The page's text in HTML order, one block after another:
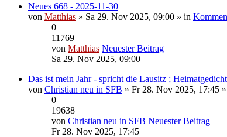
Neues 668 - 2025-11-30
von Matthias » Sa 29. Nov 2025, 09:00 » in
0
11769
von Matthias Neuester Beitrag
Sa 29. Nov 2025, 09:00
Das ist mein Jahr - spricht die Lausitz ; Heimatgedicht
von Christian neu in SFB » Fr 28. Nov 2025, 17:45
0
19638
von Christian neu in SFB Neuester Beitrag
Fr 28. Nov 2025, 17:45